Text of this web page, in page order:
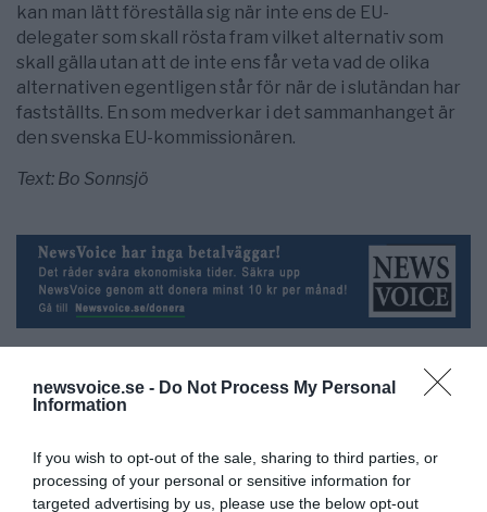
newsvoice.se - Do Not Process My Personal
Information
If you wish to opt-out of the sale, sharing to third parties, or
processing of your personal or sensitive information for
targeted advertising by us, please use the below opt-out
kan man lätt föreställa sig när inte ens de EU-
delegater som skall rösta fram vilket alternativ som
skall gälla utan att de inte ens får veta vad de olika
alternativen egentligen står för när de i slutändan har
fastställts. En som medverkar i det sammanhanget är
den svenska EU-kommissionären.
Text: Bo Sonnsjö
nyheter@newsvoice.se